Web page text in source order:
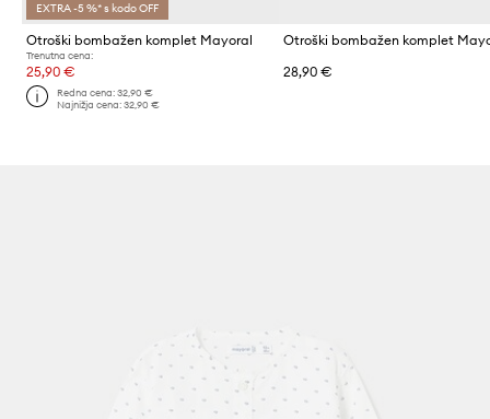
EXTRA -5 %* s kodo OFF
Otroški bombažen komplet Mayoral
Trenutna cena:
25,90 €
Redna cena:32,90 €
Najnižja cena:32,90 €
Otroški bombažen komplet
28,90 €